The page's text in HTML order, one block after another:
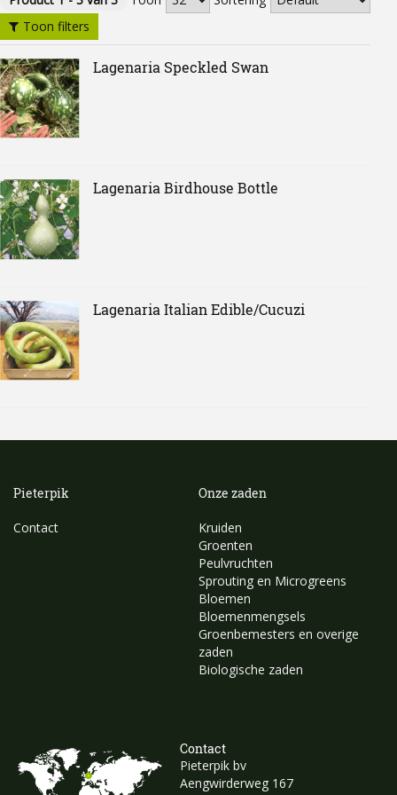
Toon filters
Lagenaria Speckled Swan
Lagenaria Birdhouse Bottle
Lagenaria Italian Edible/Cucuzi
Pieterpik
Contact
Onze zaden
Kruiden
Groenten
Peulvruchten
Sprouting en Microgreens
Bloemen
Bloemenmengsels
Groenbemesters en overige
zaden
Biologische zaden
Contact
Pieterpik bv
Aengwirderweg 167